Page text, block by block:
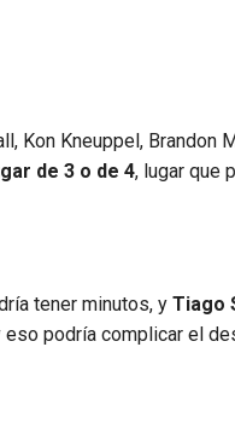
Kon Kneuppel,
de 3 o de 4, lugar que
tener minutos, y Tiago
podría complicar el